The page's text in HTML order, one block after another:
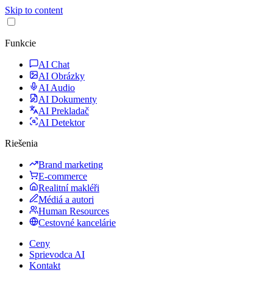
Skip to content
Funkcie
AI Chat
AI Obrázky
AI Audio
AI Dokumenty
AI Prekladač
AI Detektor
Riešenia
Brand marketing
E-commerce
Realitní makléři
Médiá a autori
Human Resources
Cestovné kancelárie
Ceny
Sprievodca AI
Kontakt